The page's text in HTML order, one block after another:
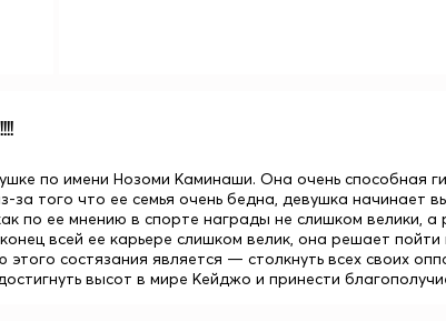
по имени Нозоми Каминаши. Она очень способная
того что ее семья очень бедна, девушка начинает
по ее мнению в спорте награды не слишком велики, а
всей ее карьере слишком велик, она решает
состязания является — столкнуть всех своих
высот в мире Кейджо и принести